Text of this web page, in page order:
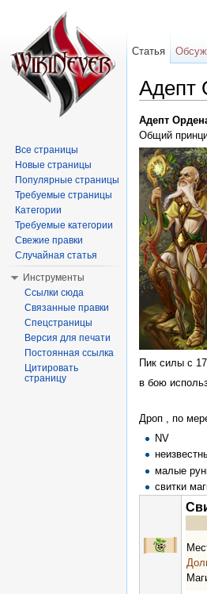
Адепт
Адепт
Общий
Пик силы с
в бою
Дроп , по
NV
малые
свитки
Статья
Все страницы
Новые страницы
Популярные страницы
Требуемые страницы
Категории
Требуемые категории
Свежие правки
Случайная статья
Инструменты
Ссылки сюда
Связанные правки
Спецстраницы
Версия для печати
Постоянная ссылка
Цитировать
страницу